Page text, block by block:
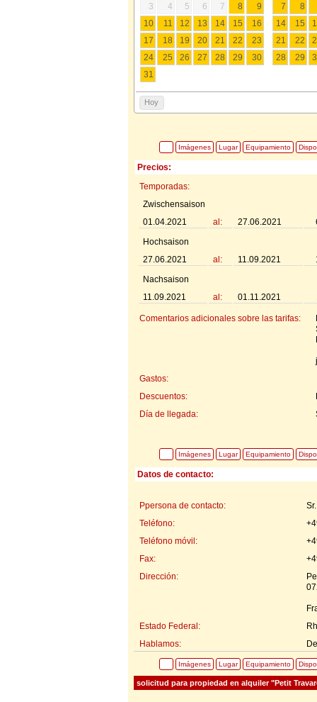
3
4 5 6 7 8
9
10
11 12 13 14 15
16
17
18 19 20 21 22
23
24
25 26 27 28 29
30
31
7
8
14
15
21
22
28
29
Hoy
Imágenes Lugar Equipamiento
Precios:
Temporadas:
Zwischensaison
01.04.2021
al: 27.06.2021
Hochsaison
27.06.2021
al: 11.09.2021
Nachsaison
11.09.2021
al: 01.11.2021
Comentarios adicionales sobre las tarifas:
Gastos:
Descuentos:
Día de llegada:
Imágenes Lugar Equipamiento
Datos de contacto:
Ppersona de contacto:
Teléfono:
Teléfono móvil:
Fax:
Dirección:
Estado Federal:
Hablamos:
Imágenes Lugar Equipamiento
solicitud para propiedad en alquiler "Petit